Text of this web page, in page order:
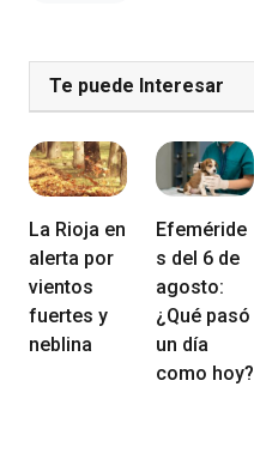
Te puede Interesar
La Rioja en
alerta por
vientos
fuertes y
neblina
Efeméride
s del 6 de
agosto:
¿Qué pasó
un día
como hoy?